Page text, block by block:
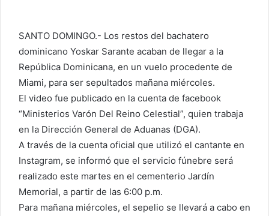
SANTO DOMINGO.- Los restos del bachatero
dominicano Yoskar Sarante acaban de llegar a la
República Dominicana, en un vuelo procedente de
Miami, para ser sepultados mañana miércoles.
El video fue publicado en la cuenta de facebook
“Ministerios Varón Del Reino Celestial”, quien trabaja
en la Dirección General de Aduanas (DGA).
A través de la cuenta oficial que utilizó el cantante en
Instagram, se informó que el servicio fúnebre será
realizado este martes en el cementerio Jardín
Memorial, a partir de las 6:00 p.m.
Para mañana miércoles, el sepelio se llevará a cabo en